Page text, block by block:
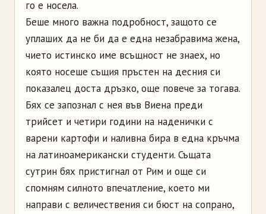
го е носела.
Беше много важна подробност, защото се
уплаших да не би да е една незабравима жена,
чието истинско име всъщност не знаех, но
която носеше същия пръстен на десния си
показалец доста дръзко, още повече за тогава.
Бях се запознал с нея във Виена преди
трийсет и четири години на наденички с
варени картофи и наливна бира в една кръчма
на латиноамерикански студенти. Същата
сутрин бях пристигнал от Рим и още си
спомням силното впечатление, което ми
направи с величествения си бюст на сопрано,